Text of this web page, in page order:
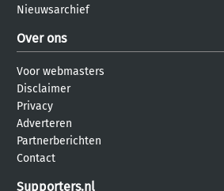
Nieuwsarchief
Over ons
Voor webmasters
Disclaimer
Privacy
Adverteren
Partnerberichten
Contact
Supporters.nl